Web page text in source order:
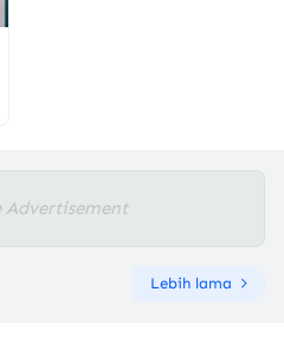
Advertisement
Lebih lama